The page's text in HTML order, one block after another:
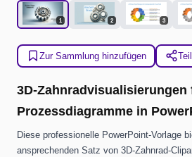
1 2 3
Zur Sammlung hinzufügen
3D-
Prozessdiagramme in
Diese professionelle PowerPoint-Vorlage
ansprechenden Satz von 3D-Zahnrad-